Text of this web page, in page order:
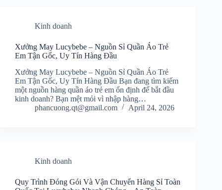
Kinh doanh
Xưởng May Lucybebe – Nguồn Sỉ Quần Áo Trẻ
Em Tận Gốc, Uy Tín Hàng Đầu
Xưởng May Lucybebe – Nguồn Sỉ Quần Áo Trẻ
Em Tận Gốc, Uy Tín Hàng Đầu Bạn đang tìm kiếm
một nguồn hàng quần áo trẻ em ổn định để bắt đầu
kinh doanh? Bạn mệt mỏi vì nhập hàng…
phancuong.qt@gmail.com
April 24, 2026
Kinh doanh
Quy Trình Đóng Gói Và Vận Chuyển Hàng Sỉ Toàn